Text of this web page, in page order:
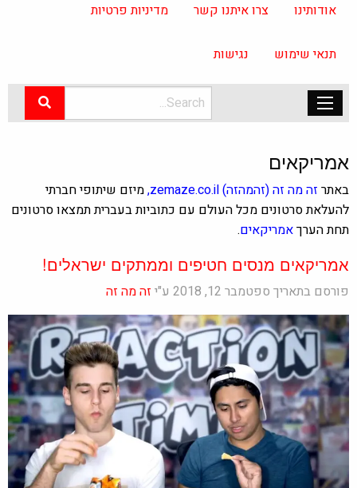
אודותינו צרו איתנו קשר מדיניות פרטיות
תנאי שימוש נגישות
אמריקאים
באתרזה מה זה(זהמהזה)zemaze.co.il
,מיזם שיתופי חברתי
להעלאת סרטונים מכל העולם עם כתוביות בעברית תמצאו סרטונים
תחת הערךאמריקאים.
אמריקאים מנסים חטיפים וממתקים ישראלים!
פורסם בתאריך ספטמבר 12, 2018 ע"י זה מה זה